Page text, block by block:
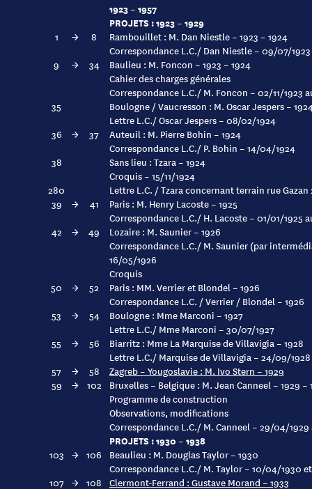
1923 – 1957
PROJETS : 1923 – 1929
1 → 8
Rambouillet : M. Dan Niestle – 1923 – 1924
Correspondance L.C./ Dan Niestle – 09/07/
9
→ 34
Baulieu : M. Foncon – 1923 – 1924
Cahier des charges générales
Correspondance L.C./ M. Foncon – 02/11/1923
35
Boulogne / Vaucresson : M. Oscar Jespers –
Lettre L.C./ Oscar Jespers – 08/02/1924
36
→ 37
Auteuil : M. Pierre Bohin – 1924
Correspondance L.C./ P. Bohin – 14/04/1924
38
Sans lieu : Tzara – 1924
Croquis – 15/11/1924
280
Lettre L.C. / Tzara concernant terrain rue Gazan
39
→ 41
Paris : M. Henry Lacoste – 1925
Correspondance L.C./ H. Lacoste – 01/01/1925
42
→ 49
Lozaire : M. Saunier – 1926
Correspondance L.C./ M. Saunier (par
16/05/1926
Croquis
50
→ 52
Paris : MM. Verrier et Blondel – 1926
Correspondance L.C. / Verrier / Blondel – 1926
53
→ 54
Boulogne : Mme Marconi – 1927
Lettre L.C./ Mme Marconi – 30/07/1927
55
→ 56
Biarritz : Mme La Marquise de Villavigia – 1928
Lettre L.C./ Marquise de Villavigia – 24/09/1928
57
→ 58
Zagreb – Yougoslavie : M. Ivo Stern – 1929
59
→ 102
Bruxelles – Belgique : M. Jean Canneel – 1929 –
Programme de construction
Observations, modifications
Correspondance L.C./ M. Canneel – 29/04/1929
PROJETS : 1930 – 1938
103 → 106
Beaulieu : M. Douglas Taylor – 1930
Correspondance L.C./ M. Taylor – 10/04/1930
107 → 108 Clermont-Ferrand : Gustave Morand – 1933